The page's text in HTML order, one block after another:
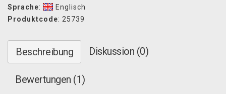
Sprache:
Englisch
Produktcode: 25739
Beschreibung Diskussion (0)
Bewertungen (1)